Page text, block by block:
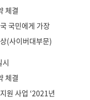
체결
국민에게 가장
(사이버대부문)
체결
원 사업 ‘2021년